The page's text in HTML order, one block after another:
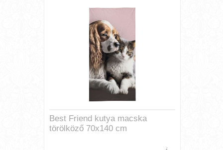
Best Friend kutya macska
törölköző 70x140 cm